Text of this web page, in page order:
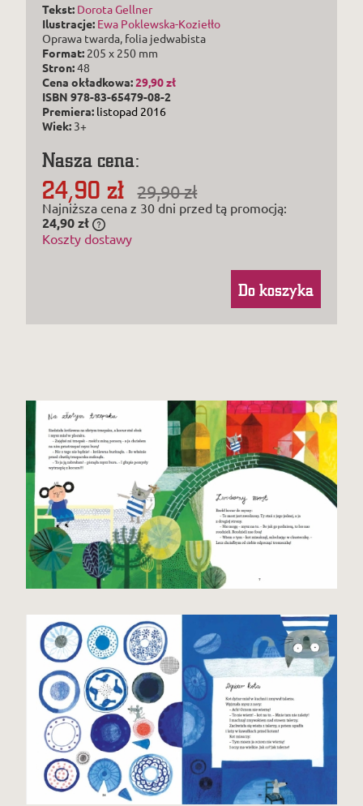
Tekst: Dorota Gellner
Ilustracje: Ewa Poklewska-Koziełło
Oprawa twarda, folia jedwabista
Format: 205 x 250 mm
Stron:48
Cena okładkowa:29,90 zł
ISBN 978-83-65479-08-2
Premiera: listopad 2016
Wiek: 3+
Nasza cena:
24,90 zł 29,90 zł
Najniższa cena z 30 dni przed tą promocją:
24,90 zł
30 dni, wyświetlana jest najniższa cena od
Koszty dostawy
Do koszyka